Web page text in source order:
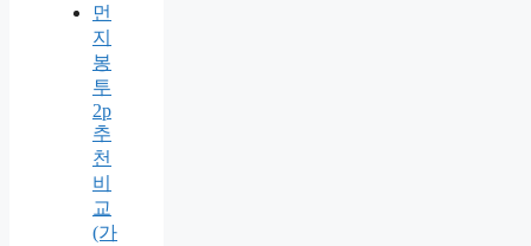
먼
지
봉
투
2p
추
천
비
교
(가